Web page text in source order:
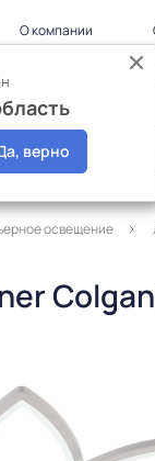
верно
О компании
Акции
освещение